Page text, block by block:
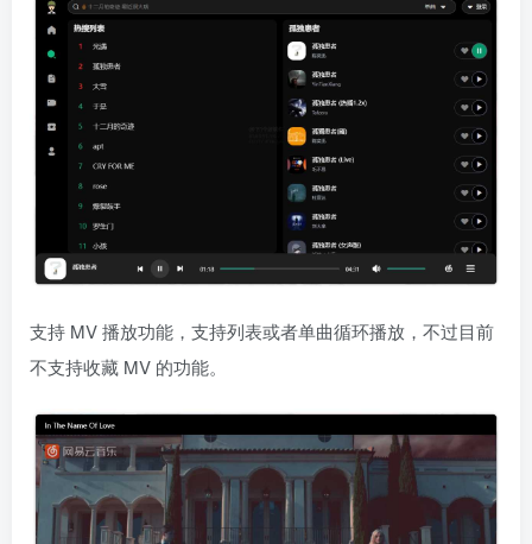
支持 MV 播放功能，支持列表或者单曲循环播放，不过目前
不支持收藏 MV 的功能。